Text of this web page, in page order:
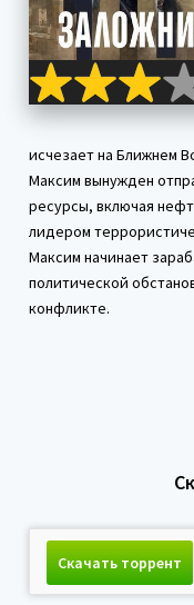
исчезает на Ближнем
Максим вынужден
ресурсы, включая
лидером
Максим начинает
политической
конфликте.
Скачать торрент